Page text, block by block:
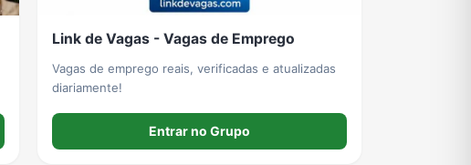
Link de Vagas - Vagas de Emprego
Vagas de emprego reais, verificadas e atualizadas
diariamente!
Entrar no Grupo